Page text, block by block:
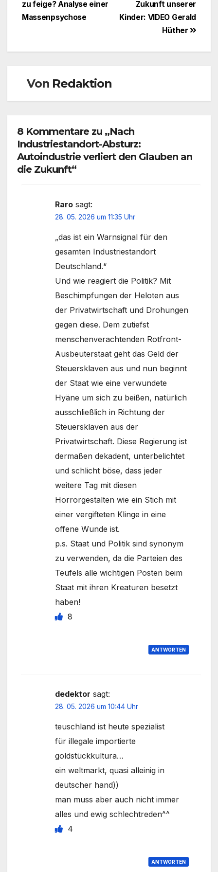
Zukunft unserer
Kinder: VIDEO Gerald
Hüther
zu feige? Analyse einer
Massenpsychose
Von Redaktion
8 Kommentare zu „Nach
Industriestandort-Absturz:
Autoindustrie verliert den Glauben an
die Zukunft“
Raro sagt:
28. 05. 2026 um 11:35 Uhr
„das ist ein Warnsignal für den
gesamten Industriestandort
Deutschland.“
Und wie reagiert die Politik? Mit
Beschimpfungen der Heloten aus
der Privatwirtschaft und Drohungen
gegen diese. Dem zutiefst
menschenverachtenden Rotfront-
Ausbeuterstaat geht das Geld der
Steuersklaven aus und nun beginnt
der Staat wie eine verwundete
Hyäne um sich zu beißen, natürlich
ausschließlich in Richtung der
Steuersklaven aus der
Privatwirtschaft. Diese Regierung ist
dermaßen dekadent, unterbelichtet
und schlicht böse, dass jeder
weitere Tag mit diesen
Horrorgestalten wie ein Stich mit
einer vergifteten Klinge in eine
offene Wunde ist.
p.s. Staat und Politik sind synonym
zu verwenden, da die Parteien des
Teufels alle wichtigen Posten beim
Staat mit ihren Kreaturen besetzt
haben!
8
ANTWORTEN
dedektor sagt:
28. 05. 2026 um 10:44 Uhr
teuschland ist heute spezialist
für illegale importierte
goldstückkultura…
ein weltmarkt, quasi alleinig in
deutscher hand))
man muss aber auch nicht immer
alles und ewig schlechtreden^^
4
ANTWORTEN